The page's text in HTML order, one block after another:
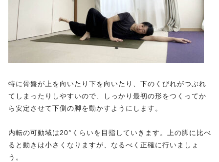
特に骨盤が上を向いたり下を向いたり、下のくびれがつぶれ
てしまったりしやすいので、しっかり最初の形をつくってか
ら安定させて下側の脚を動かすようにします。
内転の可動域は20°くらいを目指していきます。上の脚に比べ
ると動きは小さくなりますが、なるべく正確に行いましょ
う。